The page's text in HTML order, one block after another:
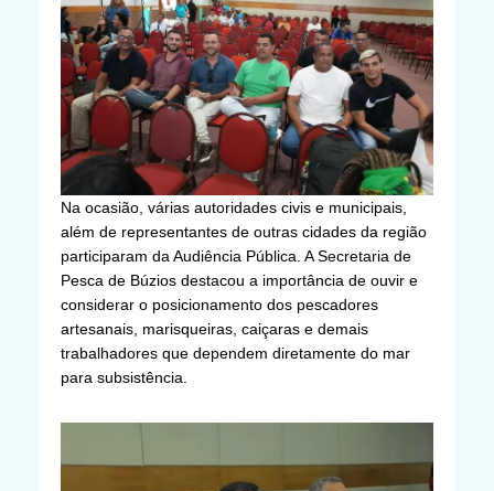
Na ocasião, várias autoridades civis e municipais,
além de representantes de outras cidades da região
participaram da Audiência Pública. A Secretaria de
Pesca de Búzios destacou a importância de ouvir e
considerar o posicionamento dos pescadores
artesanais, marisqueiras, caiçaras e demais
trabalhadores que dependem diretamente do mar
para subsistência.